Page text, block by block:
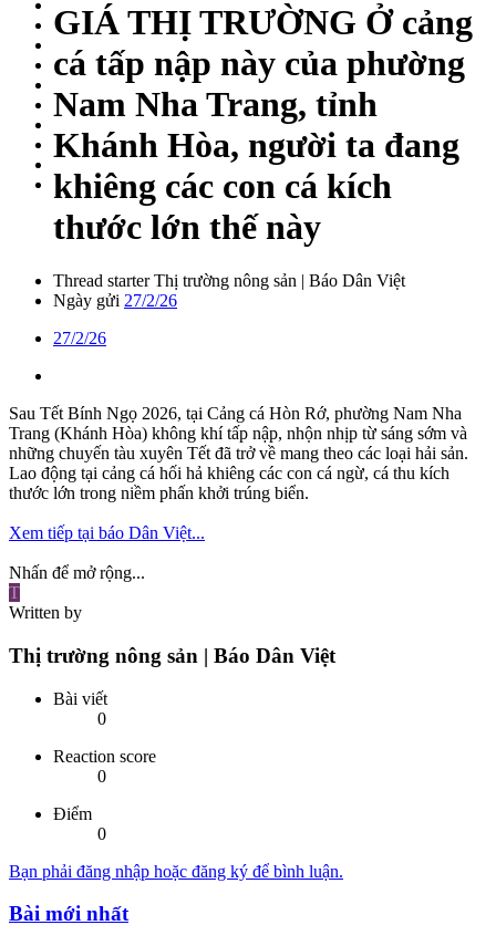
GIÁ THỊ TRƯỜNG Ở cảng
cá tấp nập này của phường
Nam Nha Trang, tỉnh
Khánh Hòa, người ta đang
khiêng các con cá kích
thước lớn thế này
Thread starter Thị trường nông sản | Báo Dân Việt
Ngày gửi 27/2/26
27/2/26
Sau Tết Bính Ngọ 2026, tại Cảng cá Hòn Rớ, phường Nam Nha
Trang (Khánh Hòa) không khí tấp nập, nhộn nhịp từ sáng sớm và
những chuyến tàu xuyên Tết đã trở về mang theo các loại hải sản.
Lao động tại cảng cá hối hả khiêng các con cá ngừ, cá thu kích
thước lớn trong niềm phấn khởi trúng biển.
Xem tiếp tại báo Dân Việt...
Nhấn để mở rộng...
T
Written by
Thị trường nông sản | Báo Dân Việt
Bài viết
0
Reaction score
0
Điểm
0
Bạn phải đăng nhập hoặc đăng ký để bình luận.
Bài mới nhất